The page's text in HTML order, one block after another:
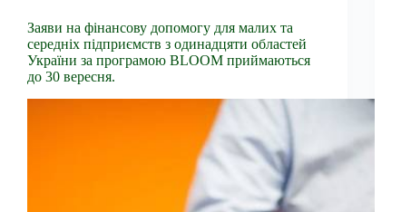
Заяви на фінансову допомогу для малих та
середніх підприємств з одинадцяти областей
України за програмою BLOOM приймаються
до 30 вересня.